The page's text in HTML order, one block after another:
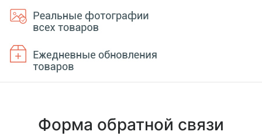
Форма обратной связи